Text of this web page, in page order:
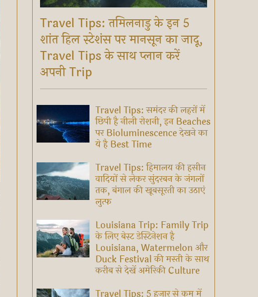
Travel Tips: तमिलनाडु के इन 5
शांत हिल स्टेशंस पर मानसून का जादू,
Travel Tips के साथ प्लान करें
अपनी Trip
Travel Tips: समंदर की लहरों में
छिपी है नीली रोशनी, इन Beaches
पर Bioluminescence देखने का
ये है Best Time
Travel Tips: हिमालय की हसीन
वादियों से लेकर सुंदरबन के जंगलों
तक, बंगाल की खूबसूरती का उठाएं
लुत्फ
Louisiana Trip: Family Trip
के लिए बेस्ट डेस्टिनेशन है
Louisiana, Watermelon और
Duck Festival की मस्ती के साथ
करीब से देखें अमेरिकी Culture